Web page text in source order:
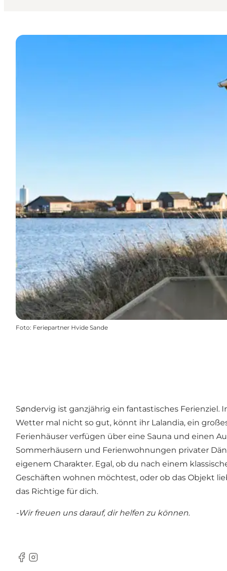
Foto: Feriepartner Hvide Sande
Søndervig ist ganzjährig ein fantastisches
Wetter mal nicht so gut, könnt ihr Lalandia, ein
Ferienhäuser verfügen über eine Sauna und einen
Sommerhäusern und Ferienwohnungen privater
eigenem Charakter. Egal, ob du nach einem
Geschäften wohnen möchtest, oder ob das Objekt
das Richtige für dich.
-Wir freuen uns darauf, dir helfen zu können.
Facebook
Instagram